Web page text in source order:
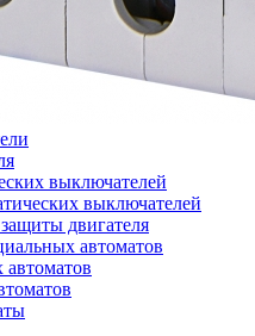
выключателей
выключателей
двигателя
автоматов